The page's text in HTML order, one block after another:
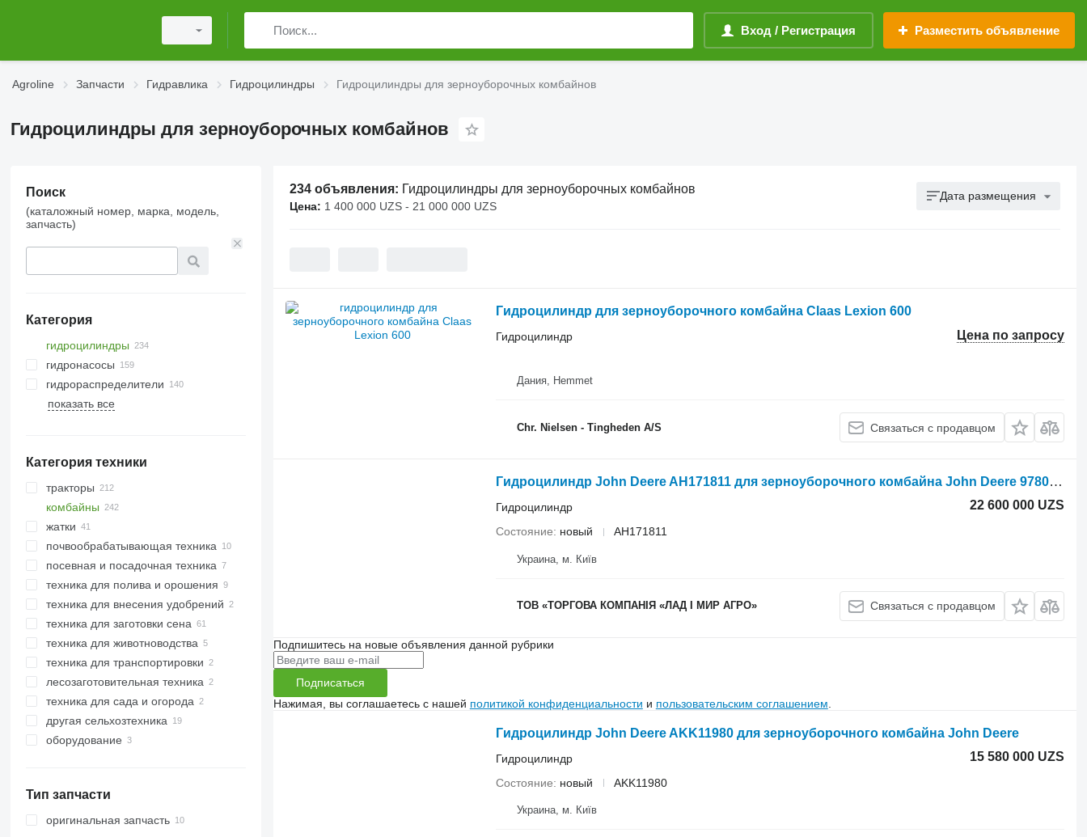
Вход / Регистрация Разместить объявление
Agroline Запчасти Гидравлика Гидроцилиндры Гидроцилиндры для зерноуборочных комбайнов
Гидроцилиндры для зерноуборочных комбайнов
Поиск
(каталожный номер, марка, модель,
запчасть)
Категория
гидроцилиндры
гидронасосы
гидрораспределители
показать все
Категория техники
тракторы
минитракторы
тракторы колесные
комбайны
зерноуборочные комбайны
кормоуборочные комбайны
жатки
жатки зерновые
жатки кукурузные
жатки роторные
почвообрабатывающая техника
бороны
культиваторы
плуги
посевная и посадочная техника
техника для полива и орошения
техника для внесения удобрений
разбрасыватели жидких
техника для заготовки сена
косилки
самозагружающиеся прицепы
сельскохозяйственные погрузчики
техника для животноводства
техника для животноводства
кормосмесители
самоходные смесители-
техника для транспортировки
лесозаготовительная техника
харвестеры
техника для сада и огорода
тракторы газонокосилки
другая сельхозтехника
оборудование
Тип запчасти
оригинальная запчасть
234 объявления: Гидроцилиндры для зерноуборочных комбайнов
Цена: 1 400 000 UZS - 21 000 000 UZS
Дата размещения
Гидроцилиндр для зерноуборочного комбайна Claas Lexion 600
Цена по запросу
Гидроцилиндр
Дания, Hemmet
Chr. Nielsen - Tingheden A/S Связаться с продавцом
Гидроцилиндр John Deere AH171811 для зерноуборочного комбайна John Deere 9780 CTS
22 600 000 UZS
Гидроцилиндр
Состояние
новый AH171811
Украина, м. Київ
ТОВ «ТОРГОВА КОМПАНІЯ «ЛАД І МИР АГРО» Связаться с продавцом
Подпишитесь на новые объявления данной рубрики
Подписаться
Нажимая, вы соглашаетесь с нашей политикой конфиденциальности и пользовательским соглашением
Гидроцилиндр John Deere AKK11980 для зерноуборочного комбайна John Deere
15 580 000 UZS
Гидроцилиндр
Состояние
новый AKK11980
Украина, м. Київ